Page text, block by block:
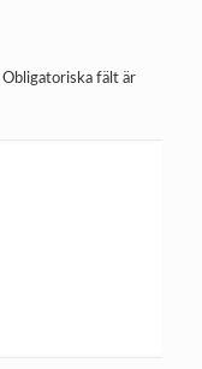
Obligatoriska fält är